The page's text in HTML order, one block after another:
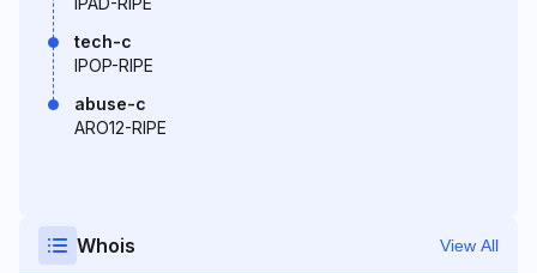
tech-c
IPOP-RIPE
abuse-c
ARO12-RIPE
Whois View All